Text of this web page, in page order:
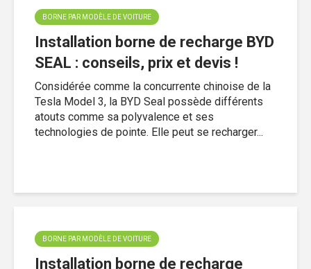
BORNE PAR MODÈLE DE VOITURE
Installation borne de recharge BYD
SEAL : conseils, prix et devis !
Considérée comme la concurrente chinoise de la
Tesla Model 3, la BYD Seal possède différents
atouts comme sa polyvalence et ses
technologies de pointe. Elle peut se recharger...
BORNE PAR MODÈLE DE VOITURE
Installation borne de recharge